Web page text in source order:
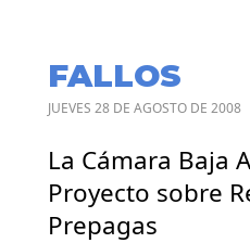
FALLOS
JUEVES 28 DE AGOSTO DE 2008
La Cámara Baja
Proyecto sobre
Prepagas